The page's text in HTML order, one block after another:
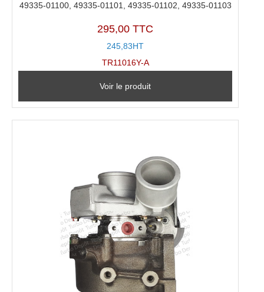
49335-01100, 49335-01101, 49335-01102, 49335-01103
295,00 TTC
245,83HT
TR11016Y-A
Voir le produit